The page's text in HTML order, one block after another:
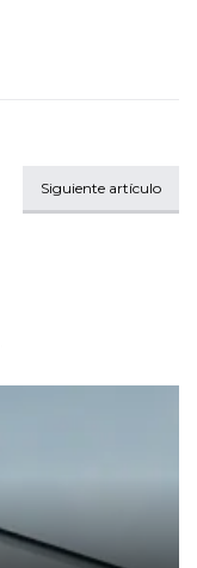
Siguiente artículo